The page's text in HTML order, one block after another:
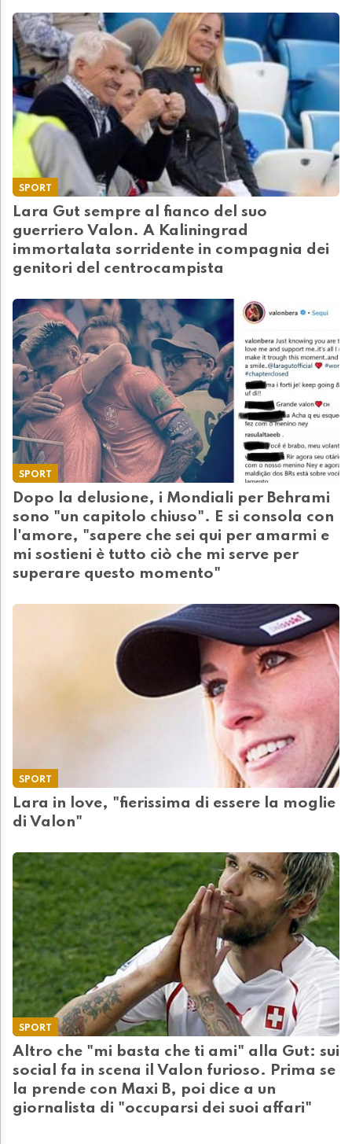
SPORT
Lara Gut sempre al fianco del suo
guerriero Valon. A Kaliningrad
immortalata sorridente in compagnia dei
genitori del centrocampista
SPORT
Dopo la delusione, i Mondiali per Behrami
sono "un capitolo chiuso". E si consola con
l'amore, "sapere che sei qui per amarmi e
mi sostieni è tutto ciò che mi serve per
superare questo momento"
SPORT
Lara in love, "fierissima di essere la moglie
di Valon"
SPORT
Altro che "mi basta che ti ami" alla Gut: sui
social fa in scena il Valon furioso. Prima se
la prende con Maxi B, poi dice a un
giornalista di "occuparsi dei suoi affari"